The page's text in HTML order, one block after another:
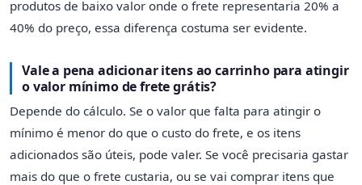
produtos de baixo valor onde o frete representaria 20% a
40% do preço, essa diferença costuma ser evidente.
Vale a pena adicionar itens ao carrinho para atingir
o valor mínimo de frete grátis?
Depende do cálculo. Se o valor que falta para atingir o
mínimo é menor do que o custo do frete, e os itens
adicionados são úteis, pode valer. Se você precisaria gastar
mais do que o frete custaria, ou se vai comprar itens que